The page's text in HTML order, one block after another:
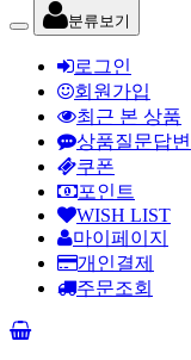
분류보기
로그인
회원가입
최근 본 상품
상품질문답변
쿠폰
포인트
WISH LIST
마이페이지
개인결제
주문조회